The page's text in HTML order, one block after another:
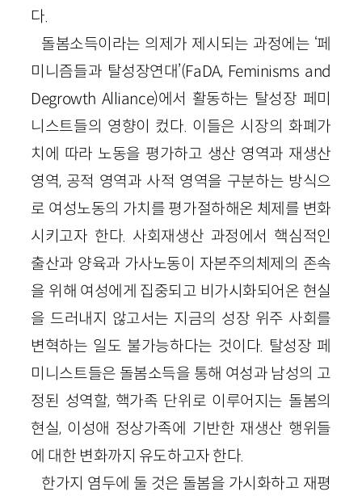
다.
돌봄소득이라는 의제가 제시되는 과정에는 ‘페
미니즘들과 탈성장연대’(FaDA, Feminisms and
Degrowth Alliance)에서 활동하는 탈성장 페미
니스트들의 영향이 컸다. 이들은 시장의 화폐가
치에 따라 노동을 평가하고 생산 영역과 재생산
영역, 공적 영역과 사적 영역을 구분하는 방식으
로 여성노동의 가치를 평가절하해온 체제를 변화
시키고자 한다. 사회재생산 과정에서 핵심적인
출산과 양육과 가사노동이 자본주의체제의 존속
을 위해 여성에게 집중되고 비가시화되어온 현실
을 드러내지 않고서는 지금의 성장 위주 사회를
변혁하는 일도 불가능하다는 것이다. 탈성장 페
미니스트들은 돌봄소득을 통해 여성과 남성의 고
정된 성역할, 핵가족 단위로 이루어지는 돌봄의
현실, 이성애 정상가족에 기반한 재생산 행위들
에 대한 변화까지 유도하고자 한다.
한가지 염두에 둘 것은 돌봄을 가시화하고 재평